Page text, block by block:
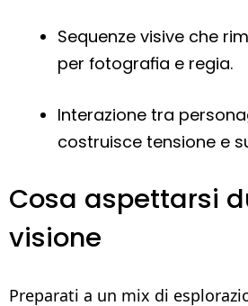
Sequenze visive che
per fotografia e regia.
Interazione tra
costruisce tensione e
Cosa aspettarsi
visione
Preparati a un mix di